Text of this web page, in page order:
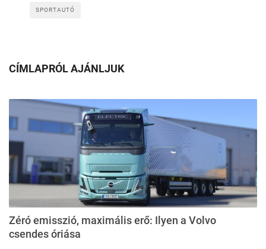
SPORTAUTÓ
CÍMLAPRÓL AJÁNLJUK
Zéró emisszió, maximális erő: Ilyen a Volvo
csendes óriása